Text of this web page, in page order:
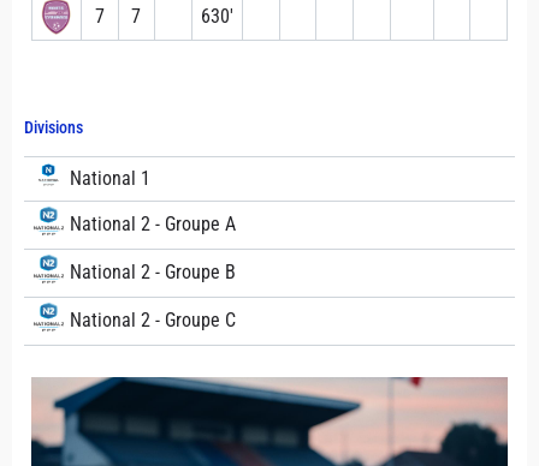
Divisions
National 1
National 2 - Groupe A
National 2 - Groupe B
National 2 - Groupe C
7 7 630′